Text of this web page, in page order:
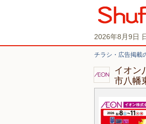
2026年8月9日
チラシ・広告掲載
イオン
市八幡